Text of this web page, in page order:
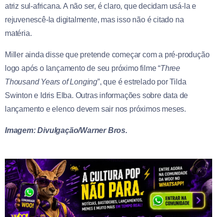
atriz sul-africana. A não ser, é claro, que decidam usá-la e
rejuvenescê-la digitalmente, mas isso não é citado na
matéria.
Miller ainda disse que pretende começar com a pré-produção
logo após o lançamento de seu próximo filme “Three
Thousand Years of Longing”, que é estrelado por Tilda
Swinton e Idris Elba. Outras informações sobre data de
lançamento e elenco devem sair nos próximos meses.
Imagem: Divulgação/Warner Bros.